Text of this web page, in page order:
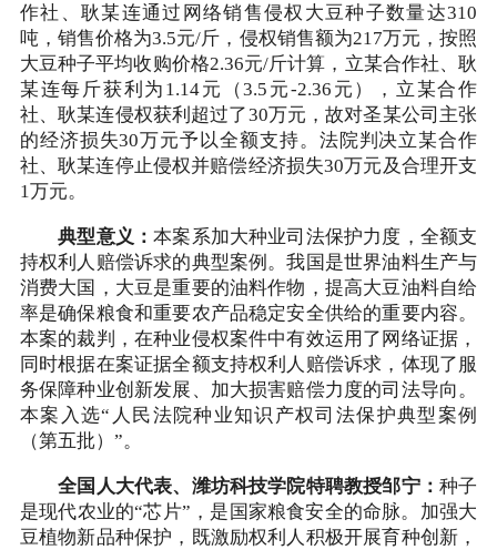
作社、耿某连通过网络销售侵权大豆种子数量达310
吨，销售价格为3.5元/斤，侵权销售额为217万元，按照
大豆种子平均收购价格2.36元/斤计算，立某合作社、耿
某连每斤获利为1.14元（3.5元-2.36元），立某合作
社、耿某连侵权获利超过了30万元，故对圣某公司主张
的经济损失30万元予以全额支持。法院判决立某合作
社、耿某连停止侵权并赔偿经济损失30万元及合理开支
1万元。
典型意义：本案系加大种业司法保护力度，全额支
持权利人赔偿诉求的典型案例。我国是世界油料生产与
消费大国，大豆是重要的油料作物，提高大豆油料自给
率是确保粮食和重要农产品稳定安全供给的重要内容。
本案的裁判，在种业侵权案件中有效运用了网络证据，
同时根据在案证据全额支持权利人赔偿诉求，体现了服
务保障种业创新发展、加大损害赔偿力度的司法导向。
本案入选“人民法院种业知识产权司法保护典型案例
（第五批）”。
全国人大代表、潍坊科技学院特聘教授邹宁： 种子
是现代农业的“芯片”，是国家粮食安全的命脉。加强大
豆植物新品种保护，既激励权利人积极开展育种创新，